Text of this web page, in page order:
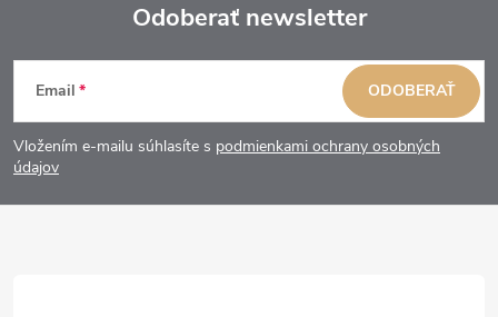
Z
á
p
Odoberať newsletter
Email
Vložením e-mailu súhlasíte s podmienkami ochrany osobných
údajov
ODOBERAŤ